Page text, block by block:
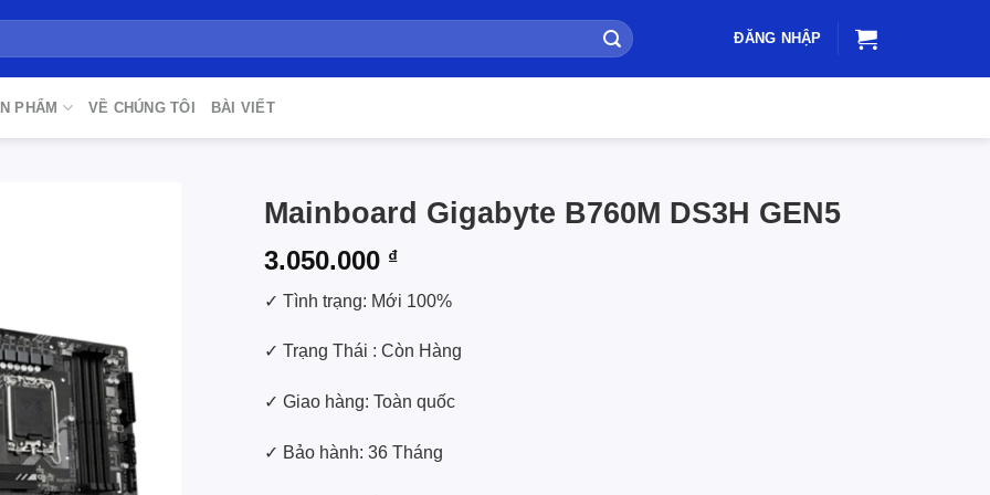
ĐĂNG NHẬP
PHẨM VỀ CHÚNG TÔI BÀI VIẾT
Mainboard Gigabyte B760M DS3H GEN5
3.050.000 ₫
✓ Tình trạng: Mới 100%
✓ Trạng Thái : Còn Hàng
✓ Giao hàng: Toàn quốc
✓ Bảo hành: 36 Tháng